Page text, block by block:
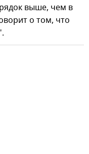
выше, чем в
о том, что